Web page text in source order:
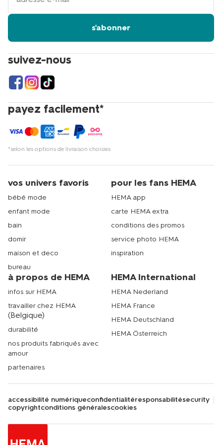
suivez-nous
payez facilement*
*selon les options de livraison choisies
s'abonner
vos univers favoris
bébé mode
enfant mode
bain
domir
maison et deco
bureau
pour les fans HEMA
HEMA app
carte HEMA extra
conditions des promos
service photo HEMA
inspiration
à propos de HEMA
infos sur HEMA
travailler chez HEMA
(Belgique)
durabilité
nos produits fabriqués avec
amour
partenaires
HEMA International
HEMA Nederland
HEMA France
HEMA Deutschland
HEMA Österreich
accessibilité numériqueconfidentialitéresponsabilitésecurity
copyrightconditions généralescookies